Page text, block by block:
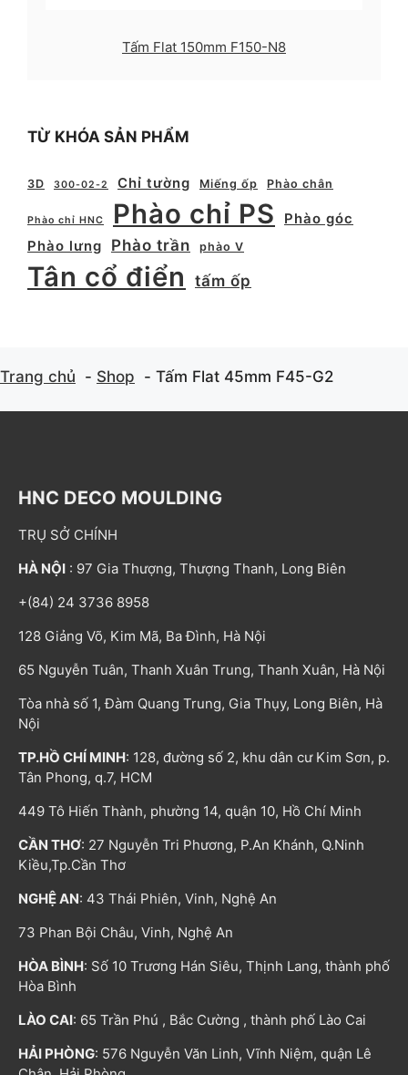
Tấm Flat 150mm F150-N8
TỪ KHÓA SẢN PHẨM
3D 300-02-2 Chỉ tường Miếng ốp Phào chân
Phào chỉ HNC Phào chỉ PS
Phào góc
Phào lưng
Phào trần phào V
Tân cổ điển tấm ốp
Trang chủ Shop Tấm Flat 45mm F45-G2
HNC DECO MOULDING
TRỤ SỞ CHÍNH
HÀ NỘI : 97 Gia Thượng, Thượng Thanh, Long Biên
+(84) 24 3736 8958
128 Giảng Võ, Kim Mã, Ba Đình, Hà Nội
65 Nguyễn Tuân, Thanh Xuân Trung, Thanh Xuân, Hà Nội
Tòa nhà số 1, Đàm Quang Trung, Gia Thụy, Long Biên, Hà
Nội
TP.HỒ CHÍ MINH: 128, đường số 2, khu dân cư Kim Sơn, p.
Tân Phong, q.7, HCM
449 Tô Hiến Thành, phường 14, quận 10, Hồ Chí Minh
CẦN THƠ: 27 Nguyễn Tri Phương, P.An Khánh, Q.Ninh
Kiều,Tp.Cần Thơ
NGHỆ AN: 43 Thái Phiên, Vinh, Nghệ An
73 Phan Bội Châu, Vinh, Nghệ An
HÒA BÌNH: Số 10 Trương Hán Siêu, Thịnh Lang, thành phố
Hòa Bình
LÀO CAI: 65 Trần Phú , Bắc Cường , thành phố Lào Cai
HẢI PHÒNG: 576 Nguyễn Văn Linh, Vĩnh Niệm, quận Lê